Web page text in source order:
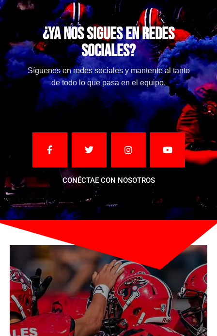
¿Ya nos sigues en redes
sociales?
Síguenos en redes sociales y mantente al tanto
de todo lo que pasa en el equipo.
CONÉCTAE CON NOSOTROS